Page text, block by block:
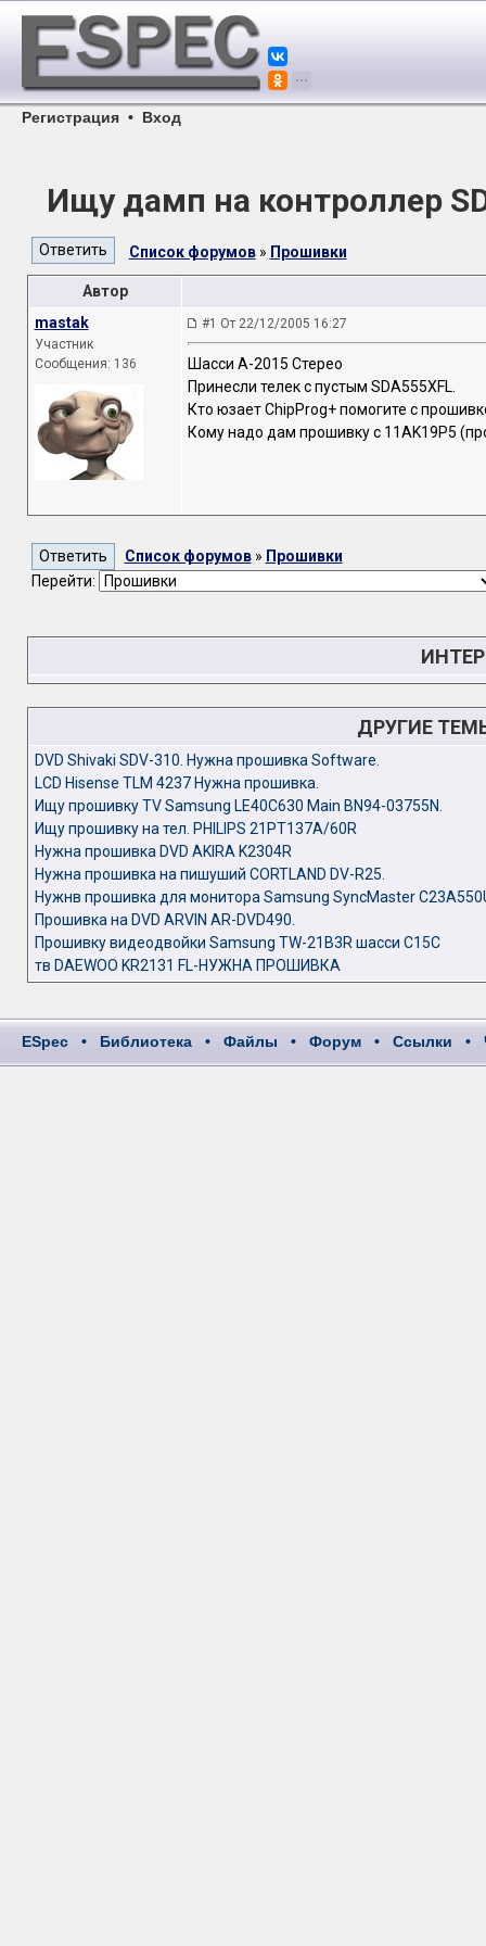
Регистрация • Вход
Ищу дамп на контроллер
Список форумов» Прошивки
Автор
mastak
Участник
Сообщения: 136
#1 От 22/12/2005 16:27
Шасси А-2015 Стерео
Принесли телек с пустым SDA555XFL.
Кто юзает ChipProg+ помогите с
Кому надо дам прошивку с 11AK19P5
Список форумов» Прошивки
Перейти:
ДРУГИЕ
DVD Shivaki SDV-310. Нужна прошивка Software.
LCD Hisense TLM 4237 Нужна прошивка.
Ищу прошивку TV Samsung LE40C630 Main BN94-03755N.
Ищу прошивку на тел. PHILIPS 21PT137A/60R
Нужна прошивка DVD AKIRA K2304R
Нужна прошивка на пишуший CORTLAND DV-R25.
Нужнв прошивка для монитора Samsung SyncMaster
Прошивка на DVD ARVIN AR-DVD490.
Прошивку видеодвойки Samsung TW-21B3R шасси С15С
тв DAEWOO KR2131 FL-НУЖНА ПРОШИВКА
ESpec • Библиотека • Файлы • Форум • Ссылки •